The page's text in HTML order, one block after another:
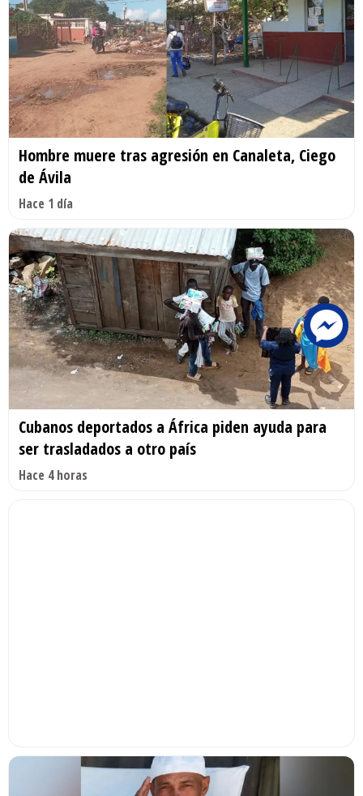
Hombre muere tras agresión en Canaleta, Ciego
de Ávila
Hace 1 día
Cubanos deportados a África piden ayuda para
ser trasladados a otro país
Hace 4 horas